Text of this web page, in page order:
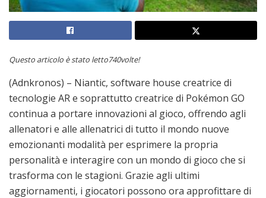
Questo articolo è stato letto740volte!
(Adnkronos) – Niantic, software house creatrice di
tecnologie AR e soprattutto creatrice di Pokémon GO
continua a portare innovazioni al gioco, offrendo agli
allenatori e alle allenatrici di tutto il mondo nuove
emozionanti modalità per esprimere la propria
personalità e interagire con un mondo di gioco che si
trasforma con le stagioni. Grazie agli ultimi
aggiornamenti, i giocatori possono ora approfittare di